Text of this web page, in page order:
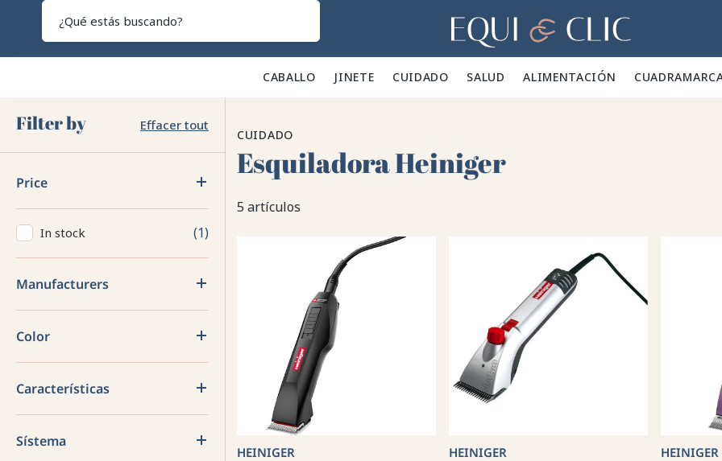
Hogar
CABALLO 🐎 JINETE 👕 CUIDADO 🪮 SALUD ✨ALIMENTACIÓN 🥕 CUADRA
Filter by Effacer tout
Price
In stock 1
Manufacturers
Color
Características
Sístema
CUIDADO
Esquiladora Heiniger
5 artículos
HEINIGER HEINIGER HEINIGER